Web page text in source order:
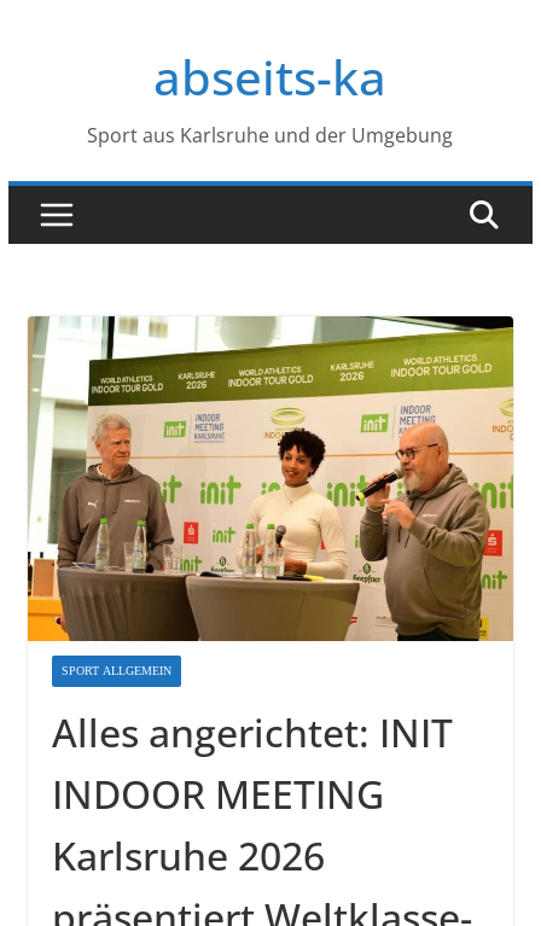
abseits-ka
Sport aus Karlsruhe und der Umgebung
SPORT ALLGEMEIN
Alles angerichtet: INIT
INDOOR MEETING
Karlsruhe 2026